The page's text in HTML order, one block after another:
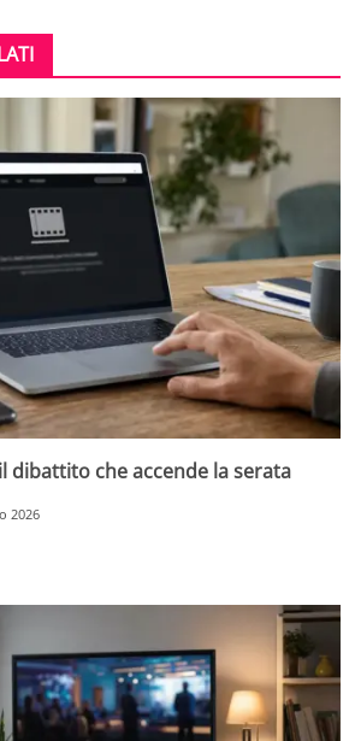
dibattito che accende la serata
2026